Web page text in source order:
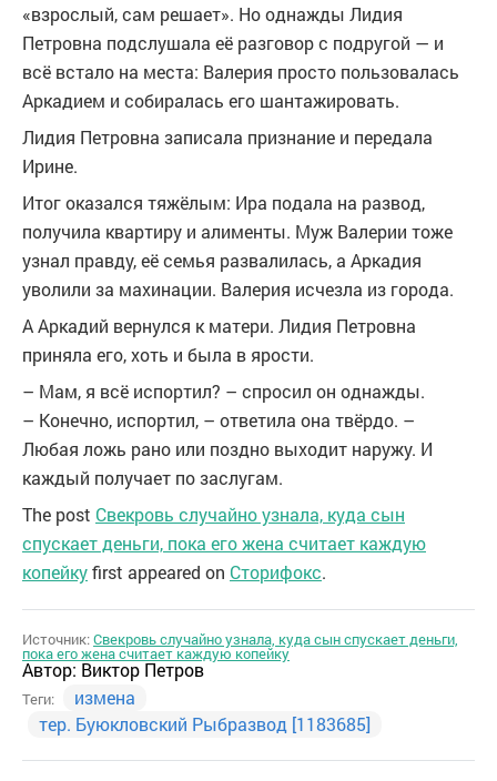
«взрослый, сам решает». Но однажды Лидия
Петровна подслушала её разговор с подругой — и
всё встало на места: Валерия просто пользовалась
Аркадием и собиралась его шантажировать.
Лидия Петровна записала признание и передала
Ирине.
Итог оказался тяжёлым: Ира подала на развод,
получила квартиру и алименты. Муж Валерии тоже
узнал правду, её семья развалилась, а Аркадия
уволили за махинации. Валерия исчезла из города.
А Аркадий вернулся к матери. Лидия Петровна
приняла его, хоть и была в ярости.
– Мам, я всё испортил? – спросил он однажды.
– Конечно, испортил, – ответила она твёрдо. –
Любая ложь рано или поздно выходит наружу. И
каждый получает по заслугам.
The post Свекровь случайно узнала, куда сын
спускает деньги, пока его жена считает каждую
копейкуfirst appeared on Сторифокс.
Источник:Свекровь случайно узнала, куда сын спускает деньги,
пока его жена считает каждую копейку
Автор: Виктор Петров
Теги:
измена
тер. Буюкловский Рыбразвод [1183685]